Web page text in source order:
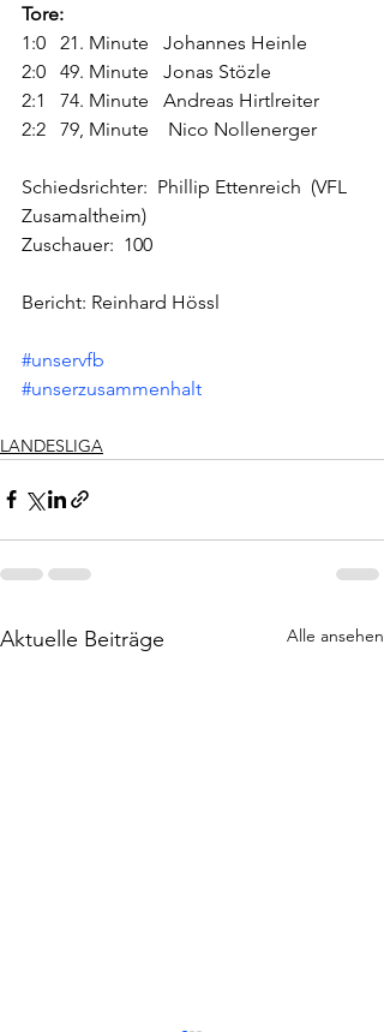
Tore:
1:0   21. Minute   Johannes Heinle
2:0   49. Minute   Jonas Stözle
2:1   74. Minute   Andreas Hirtlreiter
2:2   79, Minute    Nico Nollenerger
Schiedsrichter:  Phillip Ettenreich  (VFL
Zusamaltheim)
Zuschauer:  100
Bericht: Reinhard Hössl
#unservfb
#unserzusammenhalt
LANDESLIGA
Aktuelle Beiträge Alle ansehen